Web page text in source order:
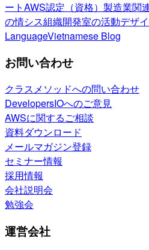
ートAWS認定（資格） 製造業関
の情シス組織開発室の活動デザ
LanguageVietnamese Blog
お問い合わせ
クラスメソッドへの問い合わせ
DevelopersIOへのご意見
AWSに関するご相談
資料ダウンロード
メールマガジン登録
セミナー情報
採用情報
会社説明会
勉強会
運営会社